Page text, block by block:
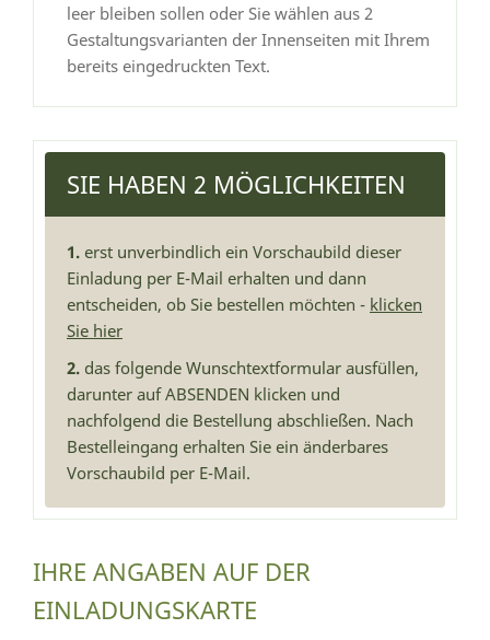
leer bleiben sollen oder Sie wählen aus 2
Gestaltungsvarianten der Innenseiten mit Ihrem
bereits eingedruckten Text.
SIE HABEN 2 MÖGLICHKEITEN
1. erst unverbindlich ein Vorschaubild dieser
Einladung per E-Mail erhalten und dann
entscheiden, ob Sie bestellen möchten - klicken
Sie hier
2. das folgende Wunschtextformular ausfüllen,
darunter auf ABSENDEN klicken und
nachfolgend die Bestellung abschließen. Nach
Bestelleingang erhalten Sie ein änderbares
Vorschaubild per E-Mail.
IHRE ANGABEN AUF DER
EINLADUNGSKARTE